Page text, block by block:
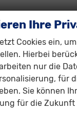
(ABS),
Programm
(ASR/CTS/ETS),
Rollgeräusch der
Ihre
Cookies ein,
Hierbei
nur die
für
Sie können
für die